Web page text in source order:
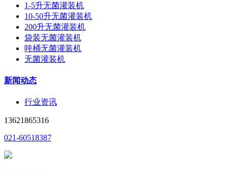
1-5升无菌灌装机
10-50升无菌灌装机
200升无菌灌装机
袋装无菌灌装机
吨桶无菌灌装机
无菌灌装机
新闻动态
行业资讯
13621865316
021-60518387